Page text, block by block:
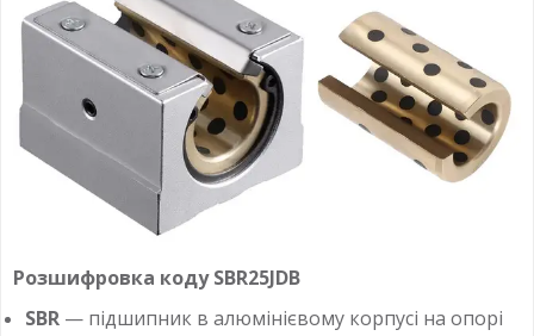
Розшифровка коду SBR25JDB
SBR — підшипник в алюмінієвому корпусі на опорі